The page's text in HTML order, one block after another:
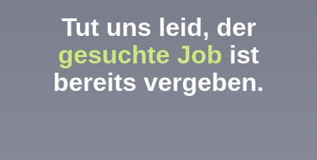
Kontakt
Mitarbeiterportal
Tut uns leid, der
gesuchte Job ist
bereits vergeben.